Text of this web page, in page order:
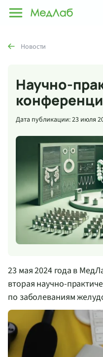
Новости
Научно-
Дата публикации: 23 июля
23 мая 2024года в
вторая научно-
по заболеваниям